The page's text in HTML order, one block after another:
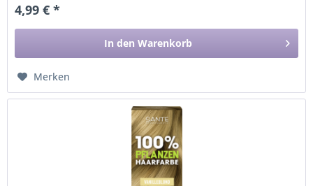
4,99 € *
In den Warenkorb
Merken